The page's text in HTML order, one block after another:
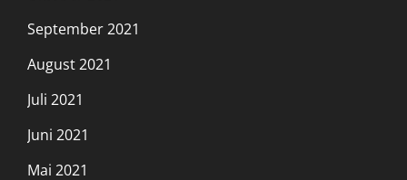
September 2021
August 2021
Juli 2021
Juni 2021
Mai 2021